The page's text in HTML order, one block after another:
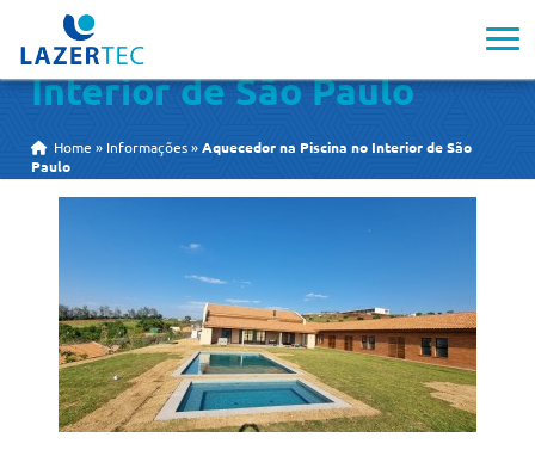
Aquecedor na Piscina no
Interior de São Paulo
Home » Informações »Aquecedor na Piscina no Interior de São
Paulo